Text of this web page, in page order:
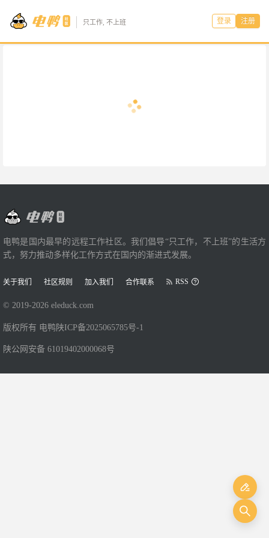
只工作, 不上班 登录 注册
电鸭是国内最早的远程工作社区。我们倡导“只工作，不上班”的生活方
式，努力推动多样化工作方式在国内的渐进式发展。
关于我们 社区规则 加入我们 合作联系 RSS
© 2019-2026 eleduck.com
版权所有 电鸭 陕ICP备2025065785号-1
陕公网安备 61019402000068号